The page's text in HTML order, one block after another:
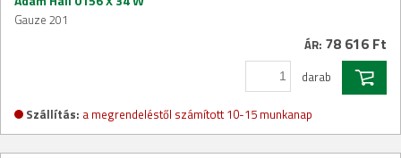
Gauze 201
ÁR: 78 616 Ft
darab
Szállítás: a megrendeléstől számított 10-15 munkanap